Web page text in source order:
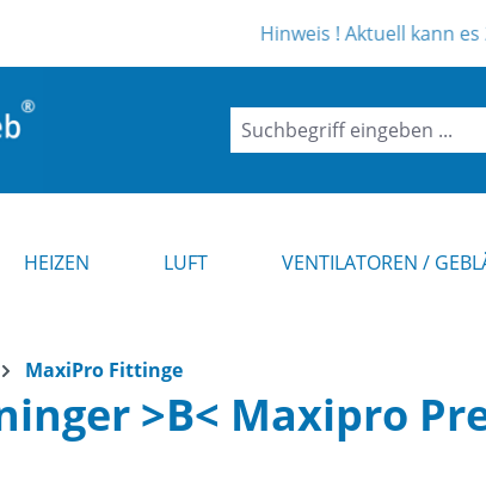
Hinweis ! Aktuell kann es 2-4
HEIZEN LUFT VENTILATOREN /
MaxiPro Fittinge
>B< Maxipro